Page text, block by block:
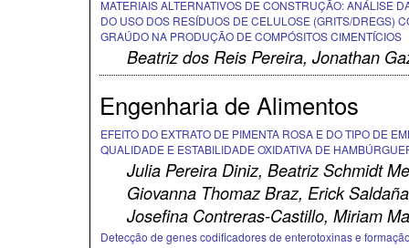
MATERIAIS ALTERNATIVOS DE CONSTRUÇÃO: ANÁLISE
DO USO DOS RESÍDUOS DE CELULOSE (GRITS/DREGS)
GRAÚDO NA PRODUÇÃO DE COMPÓSITOS CIMENTÍCIOS
Beatriz dos Reis Pereira, Jonathan
Engenharia de Alimentos
EFEITO DO EXTRATO DE PIMENTA ROSA E DO TIPO DE
QUALIDADE E ESTABILIDADE OXIDATIVA DE
Julia Pereira Diniz, Beatriz Schmidt
Giovanna Thomaz Braz, Erick
Josefina Contreras-Castillo, Miriam
Detecção de genes codificadores de enterotoxinas e